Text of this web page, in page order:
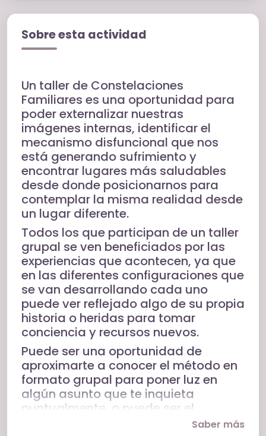
Sobre esta actividad
Un taller de Constelaciones
Familiares es una oportunidad para
poder externalizar nuestras
imágenes internas, identificar el
mecanismo disfuncional que nos
está generando sufrimiento y
encontrar lugares más saludables
desde donde posicionarnos para
contemplar la misma realidad desde
un lugar diferente.
Todos los que participan de un taller
grupal se ven beneficiados por las
experiencias que acontecen, ya que
en las diferentes configuraciones que
se van desarrollando cada uno
puede ver reflejado algo de su propia
historia o heridas para tomar
conciencia y recursos nuevos.
Puede ser una oportunidad de
aproximarte a conocer el método en
formato grupal para poner luz en
algún asunto que te inquieta
puntualmente, o puede ser el
preámbulo, el complemento o elSaber más